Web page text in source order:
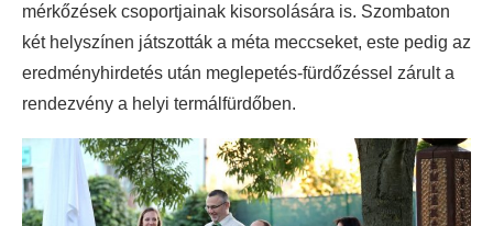
mérkőzések csoportjainak kisorsolására is. Szombaton
két helyszínen játszották a méta meccseket, este pedig az
eredményhirdetés után meglepetés-fürdőzéssel zárult a
rendezvény a helyi termálfürdőben.